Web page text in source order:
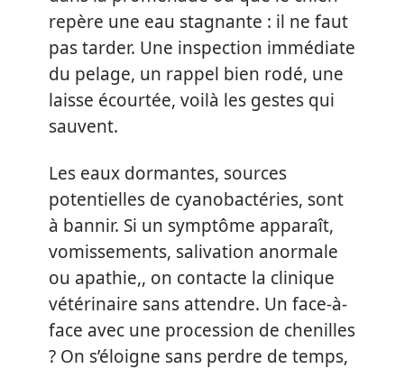
repère une eau stagnante : il ne faut
pas tarder. Une inspection immédiate
du pelage, un rappel bien rodé, une
laisse écourtée, voilà les gestes qui
sauvent.
Les eaux dormantes, sources
potentielles de cyanobactéries, sont
à bannir. Si un symptôme apparaît,
vomissements, salivation anormale
ou apathie,, on contacte la clinique
vétérinaire sans attendre. Un face-à-
face avec une procession de chenilles
? On s’éloigne sans perdre de temps,